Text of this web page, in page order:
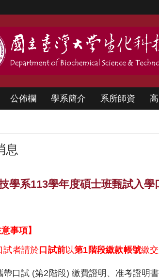
公佈欄 學系簡介 系所師資
息
學系113學年度碩士班甄試入學
事項】
試者請於口試前以第1階段繳款帳號繳
帶口試 (第2階段) 繳費證明、准考證明